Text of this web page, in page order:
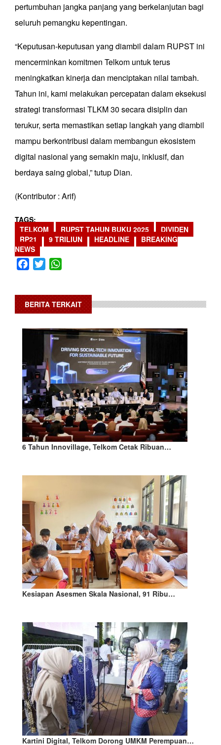
pertumbuhan jangka panjang yang berkelanjutan bagi
seluruh pemangku kepentingan.
“Keputusan-keputusan yang diambil dalam RUPST ini
mencerminkan komitmen Telkom untuk terus
meningkatkan kinerja dan menciptakan nilai tambah.
Tahun ini, kami melakukan percepatan dalam eksekusi
strategi transformasi TLKM 30 secara disiplin dan
terukur, serta memastikan setiap langkah yang diambil
mampu berkontribusi dalam membangun ekosistem
digital nasional yang semakin maju, inklusif, dan
berdaya saing global,” tutup Dian.
(Kontributor : Arif)
TAGS
TELKOM
RUPST TAHUN BUKU 2025
DIVIDEN
RP21
9 TRILIUN HEADLINE
BREAKING
NEWS
Facebook
Twitter
BERITA TERKAIT
6 Tahun Innovillage, Telkom Cetak Ribuan…
Kesiapan Asesmen Skala Nasional, 91 Ribu…
Kartini Digital, Telkom Dorong UMKM Perempuan…